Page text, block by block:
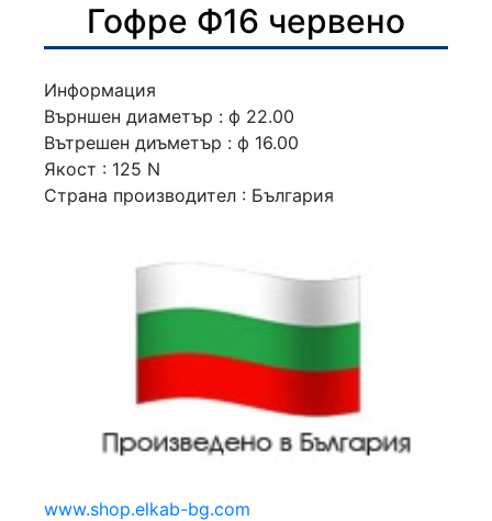
Гофре Ф16 червено
Информация
Върншен диаметър : ф 22.00
Вътрешен диъметър : ф 16.00
Якост : 125 N
Страна производител : България
www.shop.elkab-bg.com